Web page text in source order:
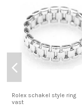
Rolex schakel style ring
vast